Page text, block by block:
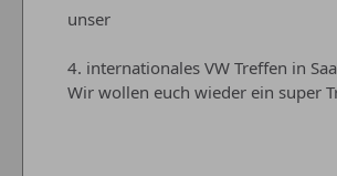
unser
4. internationales VW Treffen in
Wir wollen euch wieder ein super